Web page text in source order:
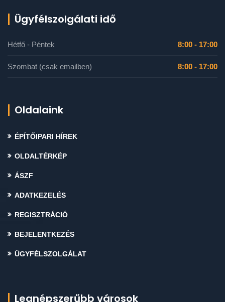
Ügyfélszolgálati idő
Hétfő - Péntek 8:00 - 17:00
Szombat (csak emailben) 8:00 - 17:00
Oldalaink
ÉPÍTŐIPARI HÍREK
OLDALTÉRKÉP
ÁSZF
ADATKEZELÉS
REGISZTRÁCIÓ
BEJELENTKEZÉS
ÜGYFÉLSZOLGÁLAT
Legnépszerűbb városok